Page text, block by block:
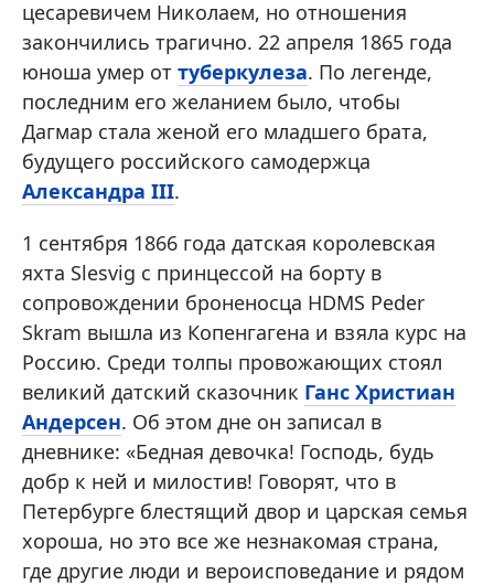
цесаревичем Николаем, но отношения
закончились трагично. 22 апреля 1865 года
юноша умер от туберкулеза. По легенде,
последним его желанием было, чтобы
Дагмар стала женой его младшего брата,
будущего российского самодержца
Александра III.
1 сентября 1866 года датская королевская
яхта Slesvig с принцессой на борту в
сопровождении броненосца HDMS Peder
Skram вышла из Копенгагена и взяла курс на
Россию. Среди толпы провожающих стоял
великий датский сказочник Ганс Христиан
Андерсен. Об этом дне он записал в
дневнике: «Бедная девочка! Господь, будь
добр к ней и милостив! Говорят, что в
Петербурге блестящий двор и царская семья
хороша, но это все же незнакомая страна,
где другие люди и вероисповедание и рядом